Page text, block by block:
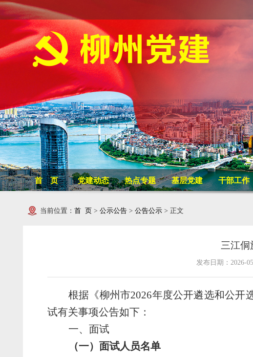
首 页 党建动态 热点专题 基层党建 干部工作
当前位置： 首 页 > 公示公告 > 公告公示 > 正文
三江侗
发布日期：2026-
根据《柳州市2026年度公开遴选和公开
试有关事项公告如下：
一、 面试
（一）面试人员名单